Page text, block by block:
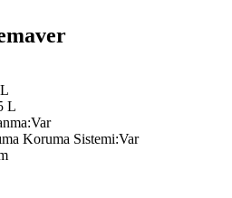
L
Koruma Sistemi:Var